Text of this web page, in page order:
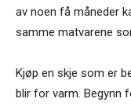
av noen få måneder
samme matvarene
Kjøp en skje som er
blir for varm. Begynn